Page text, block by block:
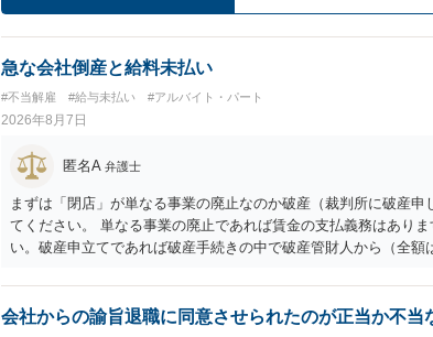
急な会社倒産と給料未払い
#不当解雇 #給与未払い #アルバイト・パート
2026年8月7日
匿名A 弁護士
まずは「閉店」が単なる事業の廃止なのか破産（裁判所に破産
てください。 単なる事業の廃止であれば賃金の支払義務はあり
い。破産申立てであれば破産手続きの中で破産管財人から（全
に、「独立行政法人労働者健康安全機構 」という公的機関が未
は、同機構の＜未払賃金立替払相談コーナー＞ TEL 044-431-
会社からの諭旨退職に同意させられたのが正当か不当